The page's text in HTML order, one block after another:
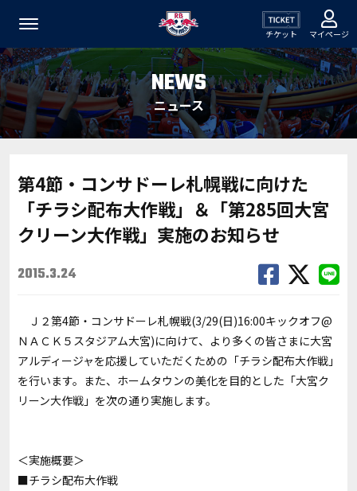
チケット マイページ
NEWS
ニュース
第4節・コンサドーレ札幌戦に向けた
「チラシ配布大作戦」＆「第285回大宮
クリーン大作戦」実施のお知らせ
2015.3.24
Ｊ２第4節・コンサドーレ札幌戦(3/29(日)16:00キックオフ@
ＮＡＣＫ５スタジアム大宮)に向けて、より多くの皆さまに大宮
アルディージャを応援していただくための「チラシ配布大作戦」
を行います。また、ホームタウンの美化を目的とした「大宮ク
リーン大作戦」を次の通り実施します。
＜実施概要＞
■チラシ配布大作戦